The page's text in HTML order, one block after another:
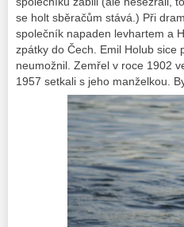
se holt sběračům stává.) Při
společník napaden levhartem a
zpátky do Čech. Emil Holub
neumožnil. Zemřel v roce 1902
1957 setkali s jeho manželkou.